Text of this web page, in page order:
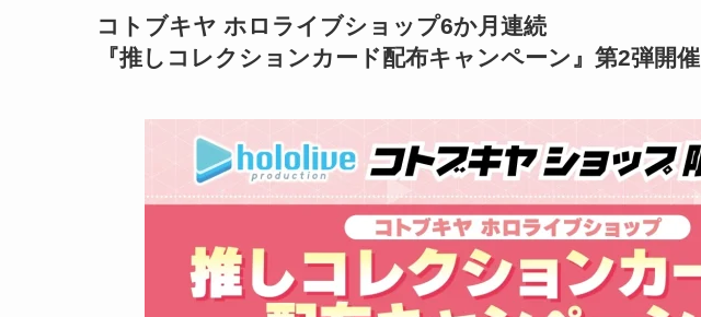
コトブキヤ ホロライブショップ6か月連続
『推しコレクションカード配布キャンペーン』第2弾開催